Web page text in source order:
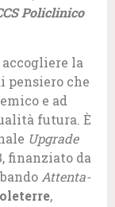
Policlinico
la
pensiero che
e ad
futura. È
Upgrade
finanziato da
Attenta-
,